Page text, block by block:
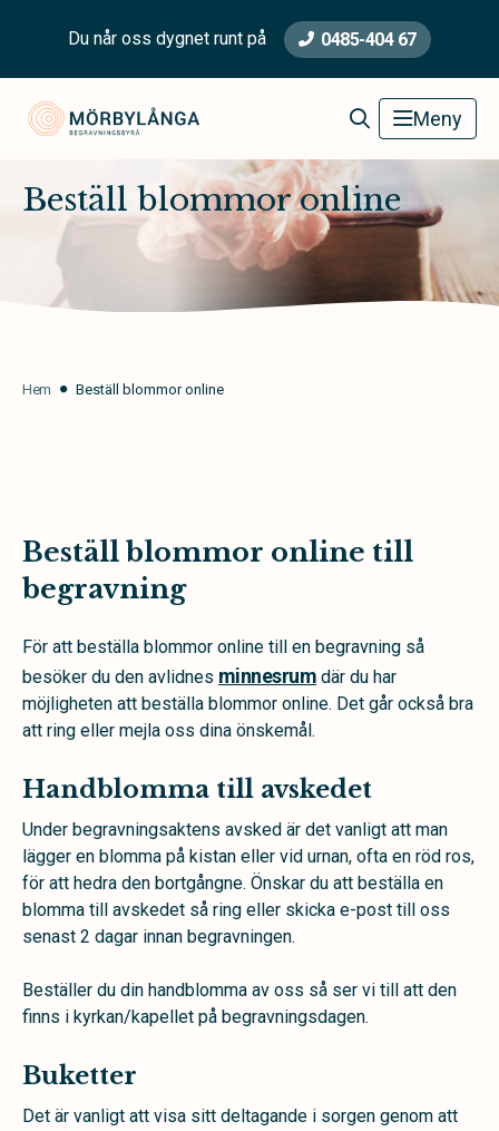
Du når oss dygnet runt på 0485-404 67
Mörbylånga BegravningsbyråMeny
Beställ blommor online
Hem Beställ blommor online
Beställ blommor online till
begravning
För att beställa blommor online till en begravning så
besöker du den avlidnes minnesrum där du har
möjligheten att beställa blommor online. Det går också bra
att ring eller mejla oss dina önskemål.
Handblomma till avskedet
Under begravningsaktens avsked är det vanligt att man
lägger en blomma på kistan eller vid urnan, ofta en röd ros,
för att hedra den bortgångne. Önskar du att beställa en
blomma till avskedet så ring eller skicka e-post till oss
senast 2 dagar innan begravningen.
Beställer du din handblomma av oss så ser vi till att den
finns i kyrkan/kapellet på begravningsdagen.
Buketter
Det är vanligt att visa sitt deltagande i sorgen genom att